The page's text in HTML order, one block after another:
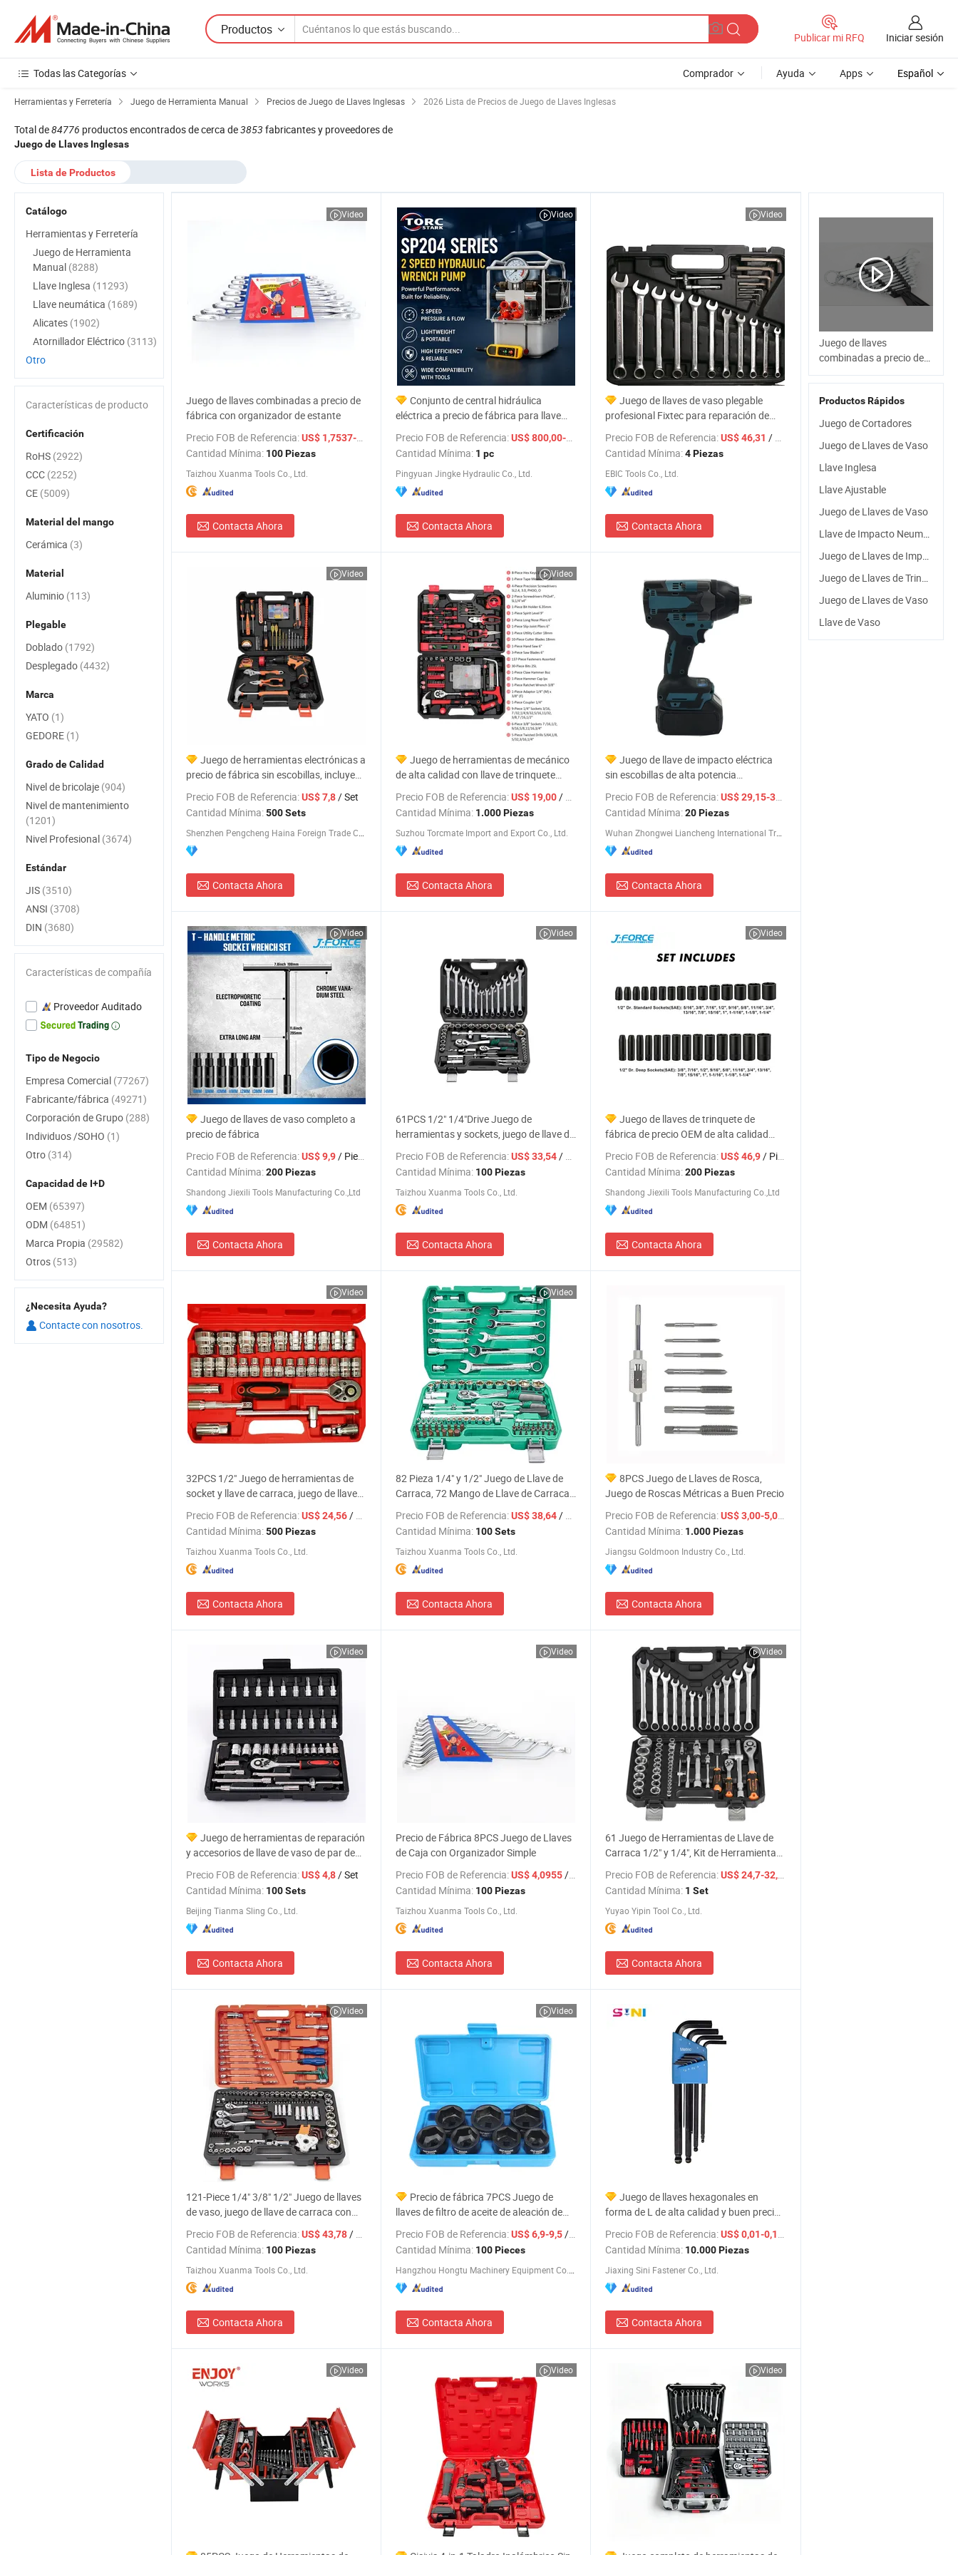
Productos
Publicar mi RFQ Iniciar sesión
Todas las Categorías Comprador Ayuda Apps Español
Herramientas y Ferretería Juego de Herramienta Manual Precios de Juego de Llaves Inglesas 2026 Lista de Precios de Juego de Llaves Inglesas
Total de84776 productos encontrados de cerca de3853 fabricantes y proveedores de
Juego de Llaves Inglesas
Lista de Productos
Video
Juego de llaves combinadas a precio de
fábrica con organizador de estante
Precio FOB de Referencia:US$ 1,7537-6,8462
/ Pieza
Cantidad Mínima: 100 Piezas
Taizhou Xuanma Tools Co., Ltd.
Contacta Ahora
Video
Conjunto de central hidráulica
eléctrica a precio de fábrica para llave
Precio FOB de Referencia:US$ 800,00-1.500,00
/ pc
Cantidad Mínima: 1 pc
Pingyuan Jingke Hydraulic Co., Ltd.
Contacta Ahora
Video
Juego de llaves de vaso plegable
profesional Fixtec para reparación de
automóviles, kit de herramientas
manuales a precio de fábrica
Precio FOB de Referencia:US$ 46,31 / Pieza
Cantidad Mínima:4 Piezas
EBIC Tools Co., Ltd.
Contacta Ahora
Video
Juego de herramientas electrónicas a
precio de fábrica sin escobillas, incluye
taladro de martillo, amoladora angular,
llave de impacto y juego de herramientas
mecánicas
Precio FOB de Referencia:US$ 7,8/ Set
Cantidad Mínima:500 Sets
Contacta Ahora
Video
Juego de herramientas de mecánico
de alta calidad con llave de trinquete
antideslizante a precio mayorista
Precio FOB de Referencia:US$ 19,00/ Pieza
Cantidad Mínima: 1.000 Piezas
Suzhou Torcmate Import and Export Co., Ltd.
Contacta Ahora
Juego de llave de impacto eléctrica
sin escobillas de alta potencia
profesional a precio de mayorista
Precio FOB de Referencia:US$ 29,15-34,45
Cantidad Mínima:20 Piezas
Wuhan Zhongwei Liancheng International Trade Co., Ltd.
Contacta Ahora
Video
Juego de llaves de vaso completo a
precio de fábrica
Precio FOB de Referencia:US$ 9,9/ Pieza
Cantidad Mínima:200 Piezas
Shandong Jiexili Tools Manufacturing Co.,Ltd
Contacta Ahora
Video
61PCS 1/2" 1/4"Drive Juego de
herramientas y sockets, juego de llave de
carraca, precio de fábrica
Precio FOB de Referencia:US$ 33,54/ Pieza
Cantidad Mínima: 100 Piezas
Taizhou Xuanma Tools Co., Ltd.
Contacta Ahora
Video
Juego de llaves de trinquete de
fábrica de precio OEM de alta calidad
profesional 70 PCS
Precio FOB de Referencia:US$ 46,9/ Pieza
Cantidad Mínima:200 Piezas
Shandong Jiexili Tools Manufacturing Co.,Ltd
Contacta Ahora
Video
32PCS 1/2" Juego de herramientas de
socket y llave de carraca, juego de llaves
de carraca, precio de fábrica
Precio FOB de Referencia:US$ 24,56/ Pieza
Cantidad Mínima:500 Piezas
Taizhou Xuanma Tools Co., Ltd.
Contacta Ahora
Video
82 Pieza 1/4" y 1/2" Juego de Llave de
Carraca, 72 Mango de Llave de Carraca
de Dientes, Juego de Herramientas
Mecánicas Métricas, Precio de Fábrica
Precio FOB de Referencia:US$ 38,64/ Set
Cantidad Mínima: 100 Sets
Taizhou Xuanma Tools Co., Ltd.
Contacta Ahora
8PCS Juego de Llaves de Rosca,
Juego de Roscas Métricas a Buen Precio
Precio FOB de Referencia:US$ 3,00-5,00 / Pieza
Cantidad Mínima: 1.000 Piezas
Jiangsu Goldmoon Industry Co., Ltd.
Contacta Ahora
Video
Juego de herramientas de reparación
y accesorios de llave de vaso de par de
precisión con destornillador de trinquete
a precio competitivo
Precio FOB de Referencia:US$ 4,8/ Set
Cantidad Mínima: 100 Sets
Beijing Tianma Sling Co., Ltd.
Contacta Ahora
Video
Precio de Fábrica 8PCS Juego de Llaves
de Caja con Organizador Simple
Precio FOB de Referencia:US$ 4,0955/ Pieza
Cantidad Mínima: 100 Piezas
Taizhou Xuanma Tools Co., Ltd.
Contacta Ahora
Video
61 Juego de Herramientas de Llave de
Carraca 1/2" y 1/4", Kit de Herramientas
para Reparación y Mantenimiento
Automotriz, Precio de Fábrica
Precio FOB de Referencia:US$ 24,7-32,00
Cantidad Mínima: 1 Set
Yuyao Yipin Tool Co., Ltd.
Contacta Ahora
Video
121-Piece 1/4" 3/8" 1/2" Juego de llaves
de vaso, juego de llave de carraca con
72-Tooth liberación rápida y carraca
reversible, precio de fábrica
Precio FOB de Referencia:US$ 43,78/ Pieza
Cantidad Mínima: 100 Piezas
Taizhou Xuanma Tools Co., Ltd.
Contacta Ahora
Video
Precio de fábrica 7PCS Juego de
llaves de filtro de aceite de aleación de
aluminio 3/8'' pulgadas ecológico para
reparación automotriz herramienta
profesional de cambio de aceite
Precio FOB de Referencia:US$ 6,9-9,5/ Piece
Cantidad Mínima: 100 Pieces
Contacta Ahora
Juego de llaves hexagonales en
forma de L de alta calidad y buen precio,
herramientas de ahorro de mano de
obra, llaves Allen, juego de llaves de bola
y llaves de socket hexagonales
Precio FOB de Referencia:US$ 0,01-0,18
/ Pieza
Cantidad Mínima: 10.000 Piezas
Jiaxing Sini Fastener Co., Ltd.
Contacta Ahora
Video Video Video
Juego de llaves
combinadas a precio de
fábrica con organizador
de estante
Productos Rápidos
Juego de Cortadores
Juego de Llaves de Vaso
Llave Inglesa
Llave Ajustable
Juego de Llaves de Vaso
Llave de Impacto Neumática
Juego de Llaves de Impacto
Juego de Llaves de Trinquete
Juego de Llaves de Vaso
Llave de Vaso
Catálogo
Herramientas y Ferretería
Juego de Herramienta
Manual (8288)
Llave Inglesa (11293)
Llave neumática (1689)
Alicates (1902)
Atornillador Eléctrico (3113)
Otro
Características de producto
Certificación
RoHS (2922)
CCC (2252)
CE (5009)
Material del mango
Cerámica (3)
Material
Aluminio (113)
Plegable
Doblado (1792)
Desplegado (4432)
Marca
YATO (1)
GEDORE (1)
Grado de Calidad
Nivel de bricolaje (904)
Nivel de mantenimiento
(1201)
Nivel Profesional (3674)
Estándar
JIS (3510)
ANSI (3708)
DIN (3680)
Características de compañía
Proveedor Auditado
Tipo de Negocio
Empresa Comercial (77267)
Fabricante/fábrica (49271)
Corporación de Grupo (288)
Individuos /SOHO (1)
Otro (314)
Capacidad de I+D
OEM (65397)
ODM (64851)
Marca Propia (29582)
Otros (513)
¿Necesita Ayuda?
Contacte con nosotros.